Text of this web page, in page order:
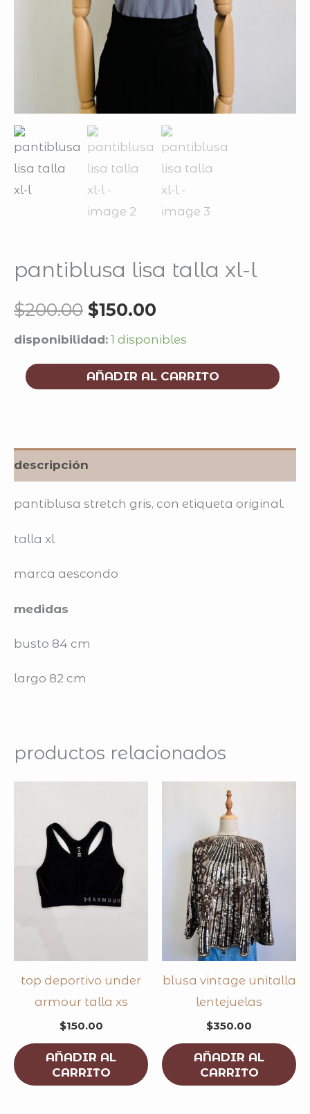
pantiblusa lisa talla xl-l
$200.00 $150.00
disponibilidad: 1 disponibles
AÑADIR AL CARRITO
descripción
pantiblusa stretch gris, con etiqueta original.
talla xl
marca aescondo
medidas
busto 84 cm
largo 82 cm
productos relacionados
top deportivo under
armour talla xs
$150.00
AÑADIR AL
CARRITO
blusa vintage unitalla
lentejuelas
$350.00
AÑADIR AL
CARRITO